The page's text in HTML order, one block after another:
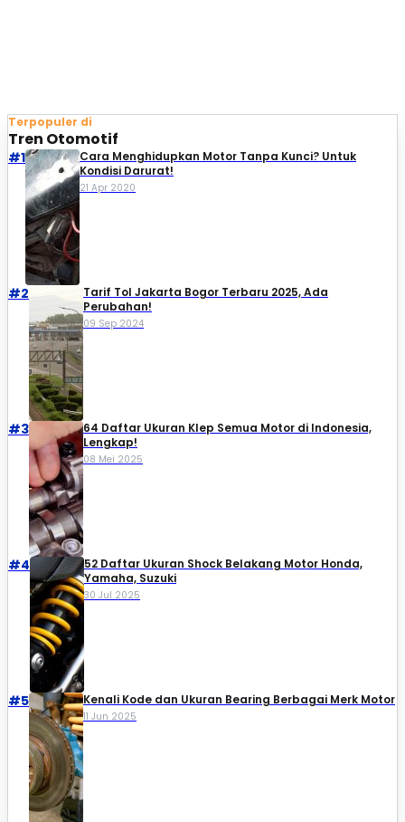
Terpopuler di
Tren Otomotif
#1
Cara Menghidupkan Motor Tanpa Kunci? Untuk
Kondisi Darurat!
21 Apr 2020
#2
Tarif Tol Jakarta Bogor Terbaru 2025, Ada
Perubahan!
09 Sep 2024
#3
64 Daftar Ukuran Klep Semua Motor di Indonesia,
Lengkap!
08 Mei 2025
#4
52 Daftar Ukuran Shock Belakang Motor Honda,
Yamaha, Suzuki​
30 Jul 2025
#5 Kenali Kode dan Ukuran Bearing Berbagai Merk Motor
11 Jun 2025